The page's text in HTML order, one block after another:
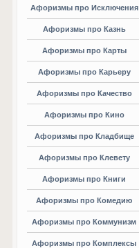
Афоризмы про Исключения
Афоризмы про Казнь
Афоризмы про Карты
Афоризмы про Карьеру
Афоризмы про Качество
Афоризмы про Кино
Афоризмы про Кладбище
Афоризмы про Клевету
Афоризмы про Книги
Афоризмы про Комедию
Афоризмы про Коммунизм
Афоризмы про Комплексы